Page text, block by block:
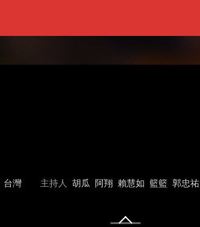
台灣 主持人 胡瓜 阿翔 賴慧如 籃籃 郭忠祐